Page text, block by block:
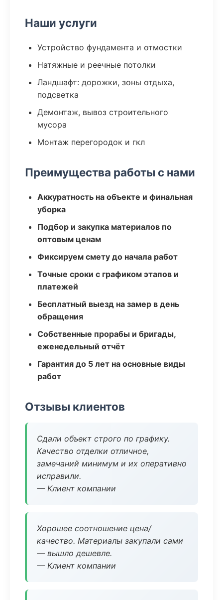
Наши услуги
Устройство фундамента и отмостки
Натяжные и реечные потолки
Ландшафт: дорожки, зоны отдыха,
подсветка
Демонтаж, вывоз строительного
мусора
Монтаж перегородок и гкл
Преимущества работы с нами
Аккуратность на объекте и финальная
уборка
Подбор и закупка материалов по
оптовым ценам
Фиксируем смету до начала работ
Точные сроки с графиком этапов и
платежей
Бесплатный выезд на замер в день
обращения
Собственные прорабы и бригады,
еженедельный отчёт
Гарантия до 5 лет на основные виды
работ
Отзывы клиентов
Сдали объект строго по графику.
Качество отделки отличное,
замечаний минимум и их оперативно
исправили.
— Клиент компании
Хорошее соотношение цена/
качество. Материалы закупали сами
— вышло дешевле.
— Клиент компании